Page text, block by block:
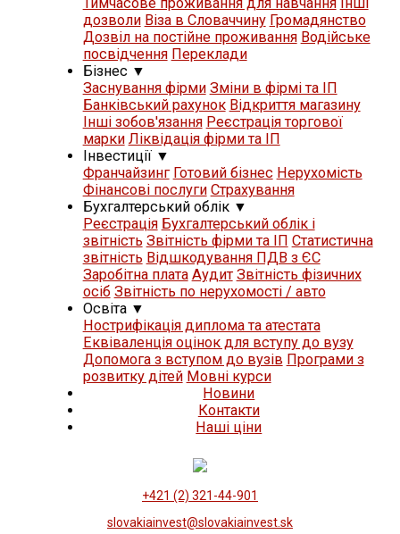
дозволи Віза в Словаччину Громадянство
Дозвіл на постійне проживання Водійське
посвідчення Переклади
Бізнес ▼
Заснування фірми Зміни в фірмі та ІП
Банківський рахунок Відкриття магазину
Iнші зобов'язання Реєстрація торгової
марки Ліквідація фірми та ІП
Iнвестиції ▼
Франчайзинг Готовий бізнес Нерухомість
Фінансові послуги Страхування
Бухгалтерський облік ▼
Реєстрація Бухгалтерський облік і
звітність Звітність фірми та ІП Статистична
звітність Відшкодування ПДВ з ЄС
Заробітна плата Аудит Звітність фізичних
осіб Звітність по нерухомості / авто
Освіта ▼
Нострифікація диплома та атестата
Еквіваленція оцінок для вступу до вузу
Допомога з вступом до вузів Програми з
розвитку дітей Мовні курси
Новини
Контакти
Нашi цiни
+421 (2) 321-44-901
slovakiainvest@slovakiainvest.sk